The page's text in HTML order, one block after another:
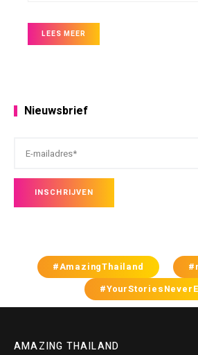
LEES MEER
Nieuwsbrief
#AmazingThailand
AMAZING THAILAND